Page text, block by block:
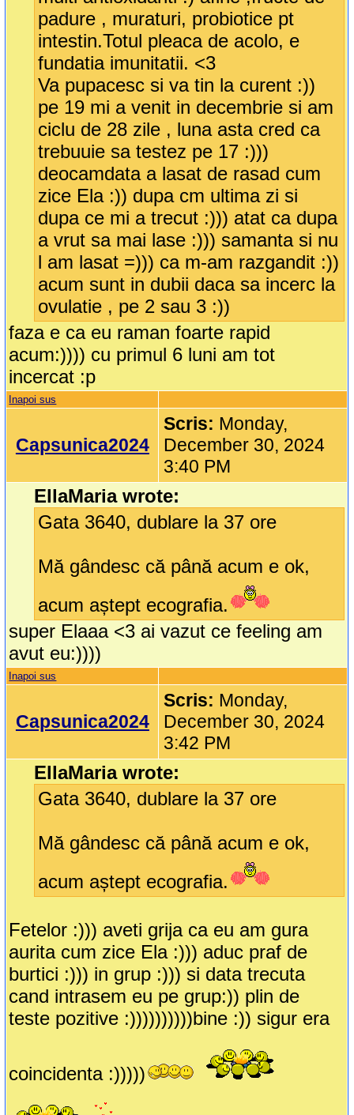
padure , muraturi, probiotice pt
intestin.Totul pleaca de acolo, e
fundatia imunitatii. <3
Va pupacesc si va tin la curent :))
pe 19 mi a venit in decembrie si am
ciclu de 28 zile , luna asta cred ca
trebuuie sa testez pe 17 :)))
deocamdata a lasat de rasad cum
zice Ela :)) dupa cm ultima zi si
dupa ce mi a trecut :))) atat ca dupa
a vrut sa mai lase :))) samanta si nu
l am lasat =))) ca m-am razgandit :))
acum sunt in dubii daca sa incerc la
ovulatie , pe 2 sau 3 :))
faza e ca eu raman foarte rapid
acum:)))) cu primul 6 luni am tot
incercat :p
Inapoi sus
Capsunica2024
Scris: Monday,
December 30, 2024
3:40 PM
EllaMaria wrote:
Gata 3640, dublare la 37 ore
Mă gândesc că până acum e ok,
acum aștept ecografia.
super Elaaa <3 ai vazut ce feeling am
avut eu:))))
Inapoi sus
Capsunica2024
Scris: Monday,
December 30, 2024
3:42 PM
EllaMaria wrote:
Gata 3640, dublare la 37 ore
Mă gândesc că până acum e ok,
acum aștept ecografia.
Fetelor :))) aveti grija ca eu am gura
aurita cum zice Ela :))) aduc praf de
burtici :))) in grup :))) si data trecuta
cand intrasem eu pe grup:)) plin de
teste pozitive :))))))))))bine :)) sigur era
coincidenta :)))))